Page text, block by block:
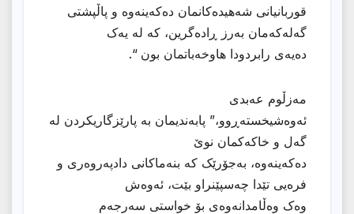
قوربانیانی شەهیدەکانمان دەکەینەوە و پاڵپشتی
گەلەکەمان بەرز ڕادەگرین، کە لە یەک
دەیەی رابردودا هاوخەباتمان بون “.
مەزڵوم عەبدی
ئەوەشیخستەڕوو،” پابەندیمان بە پارێزگاریکردن لە
گەل و خاکەکمان نوێ
دەکەینەوە، بەجۆرێک کە بنەماکانی دادپەروەری و
فرەیی تێدا چەسپێنراو بێت، ئەوەش
وەک وەڵامدانەوەی بۆ خواستی سەرجەم